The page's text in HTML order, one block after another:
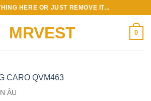
HERE OR JUST REMOVE IT...
0
ÂU